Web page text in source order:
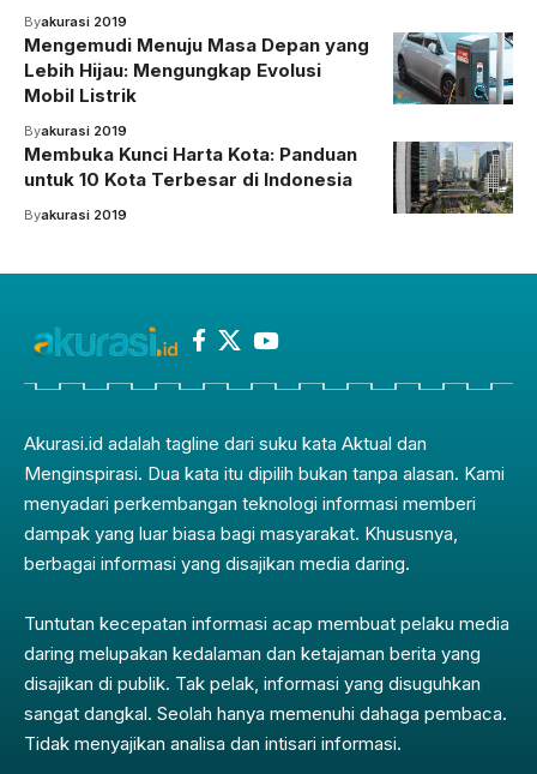
Byakurasi 2019
Mengemudi Menuju Masa Depan yang
Lebih Hijau: Mengungkap Evolusi
Mobil Listrik
Byakurasi 2019
Membuka Kunci Harta Kota: Panduan
untuk 10 Kota Terbesar di Indonesia
Byakurasi 2019
Akurasi.id adalah tagline dari suku kata Aktual dan
Menginspirasi. Dua kata itu dipilih bukan tanpa alasan. Kami
menyadari perkembangan teknologi informasi memberi
dampak yang luar biasa bagi masyarakat. Khususnya,
berbagai informasi yang disajikan media daring.
Tuntutan kecepatan informasi acap membuat pelaku media
daring melupakan kedalaman dan ketajaman berita yang
disajikan di publik. Tak pelak, informasi yang disuguhkan
sangat dangkal. Seolah hanya memenuhi dahaga pembaca.
Tidak menyajikan analisa dan intisari informasi.